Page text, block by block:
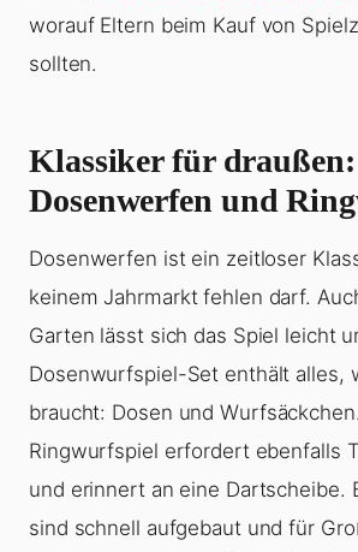
worauf Eltern beim Kauf von
sollten.
Klassiker für draußen:
Dosenwerfen und
Dosenwerfen ist ein zeitloser
keinem Jahrmarkt fehlen darf.
Garten lässt sich das Spiel leicht
Dosenwurfspiel-Set enthält alles,
braucht: Dosen und
Ringwurfspiel erfordert ebenfalls
und erinnert an eine Dartscheibe.
sind schnell aufgebaut und für